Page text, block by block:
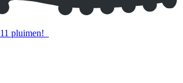
11 pluimen!